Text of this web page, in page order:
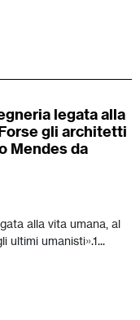
legata alla
gli architetti
Mendes da
alla vita umana, al
ultimi umanisti».1...